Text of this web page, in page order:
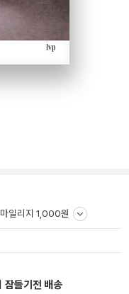
마일리지 1,000원
잠들기전 배송